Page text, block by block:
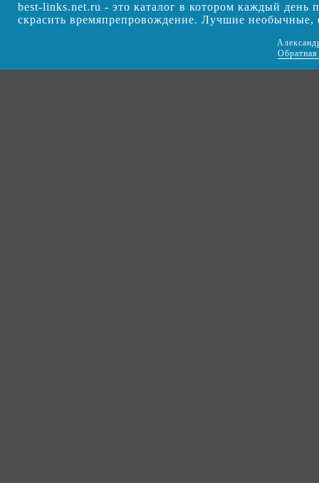
best-links.net.ru - это каталог в котором каждый день
скрасить времяпрепровождение. Лучшие
Обратная